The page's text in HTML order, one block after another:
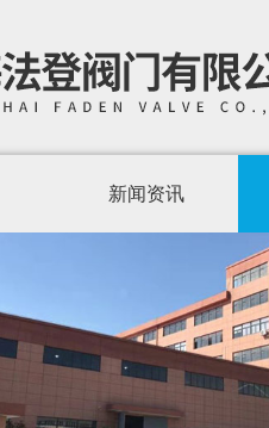
新闻资讯